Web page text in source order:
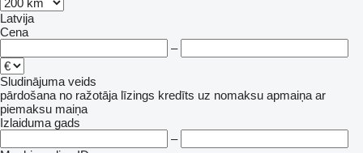
Latvija
Cena
–
Sludinājuma veids
pārdošana no ražotāja līzings kredīts uz nomaksu apmaiņa ar
piemaksu maiņa
Izlaiduma gads
–